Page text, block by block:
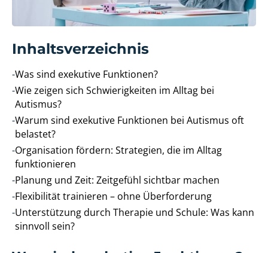
Inhaltsverzeichnis
-Was sind exekutive Funktionen?
-Wie zeigen sich Schwierigkeiten im Alltag bei
Autismus?
-Warum sind exekutive Funktionen bei Autismus oft
belastet?
-Organisation fördern: Strategien, die im Alltag
funktionieren
-Planung und Zeit: Zeitgefühl sichtbar machen
-Flexibilität trainieren – ohne Überforderung
-Unterstützung durch Therapie und Schule: Was kann
sinnvoll sein?